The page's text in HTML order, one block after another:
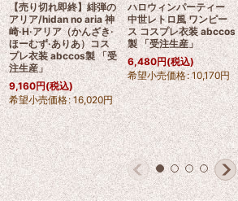
【売り切れ即終】緋弾の
アリア/hidan no aria 神
崎·H·アリア（かんざき·
ほーむず·ありあ）コス
プレ衣装 abccos製 「受
注生産」
9,160円(税込)
希望小売価格: 16,020円
ハロウィンパーティー
中世レトロ風 ワンピー
ス コスプレ衣装 abccos
製 「受注生産」
6,480円(税込)
希望小売価格: 10,170円